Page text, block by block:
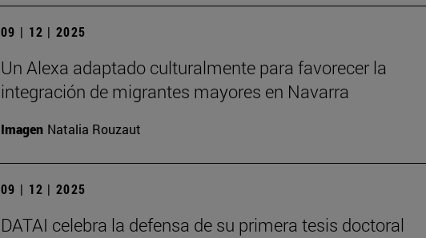
09 | 12 | 2025
Un Alexa adaptado culturalmente para favorecer la
integración de migrantes mayores en Navarra
Imagen Natalia Rouzaut
09 | 12 | 2025
DATAI celebra la defensa de su primera tesis doctoral